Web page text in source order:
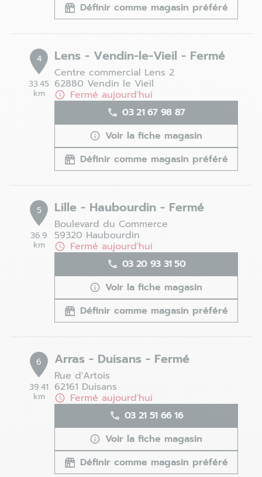
Définir comme magasin préféré
4
33.45
km
Lens - Vendin-le-Vieil - Fermé
Centre commercial Lens 2
62880 Vendin le Vieil
Fermé aujourd'hui
03 21 67 98 87
Voir la fiche magasin
Définir comme magasin préféré
5
36.9
km
Lille - Haubourdin - Fermé
Boulevard du Commerce
59320 Haubourdin
Fermé aujourd'hui
03 20 93 31 50
Voir la fiche magasin
Définir comme magasin préféré
6
39.41
km
Arras - Duisans - Fermé
Rue d'Artois
62161 Duisans
Fermé aujourd'hui
03 21 51 66 16
Voir la fiche magasin
Définir comme magasin préféré